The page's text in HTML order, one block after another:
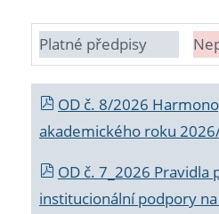
Platné předpisy
OD č. 8/2026
akademického roku
OD č. 7_2026 Pravidla
institucionální podpory